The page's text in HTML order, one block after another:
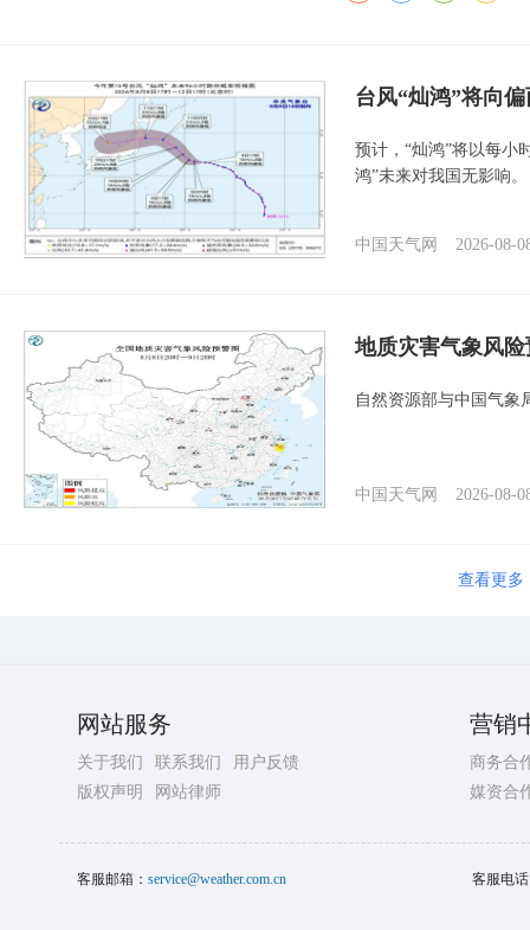
台风“灿鸿”将向
预计，“灿鸿”将以每小
鸿”未来对我国无影响。
中国天气网 2026-08-
地质灾害气象风
自然资源部与中国气象
中国天气网 2026-08-
查看更多
网站服务
关于我们 联系我们
用户反馈
版权声明
网站律师
营销
商务合
媒资合
客服邮箱： service@weather.com.cn 客服电